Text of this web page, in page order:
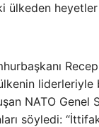
ülkeden heyetler
liderleriyle
NATO Genel
söyledi: